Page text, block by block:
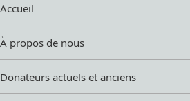
Accueil
À propos de nous
Donateurs actuels et anciens